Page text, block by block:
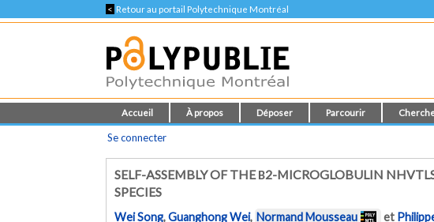
< Retour au portail Polytechnique Montréal
Accueil À propos Déposer Parcourir
Se connecter
SELF-ASSEMBLY OF THE Β2-MICROGLOBULIN
SPECIES
Wei Song,Guanghong Wei, Normand Mousseau et